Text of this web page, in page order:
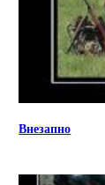
Внезапно